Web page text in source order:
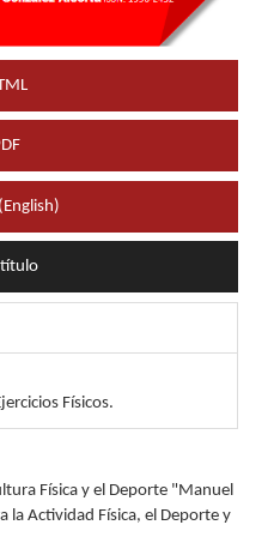
Físicos.
Física y el Deporte "Manuel
la Actividad Física, el Deporte y